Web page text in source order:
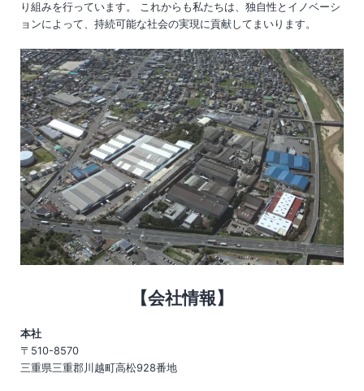
り組みを行っています。 これからも私たちは、独自性とイノベーシ
ョンによって、持続可能な社会の実現に貢献してまいります。
【会社情報】
本社
〒510-8570
三重県三重郡川越町高松928番地